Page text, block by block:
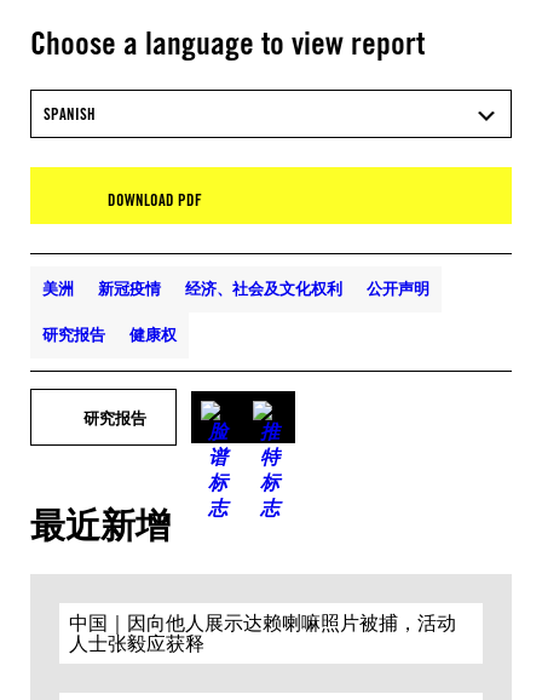
Choose a language to view report
SPANISH
DOWNLOAD PDF
美洲 新冠疫情 经济、社会及文化权利 公开声明
研究报告 健康权
研究报告
最近新增
中国｜因向他人展示达赖喇嘛照片被捕，活动
人士张毅应获释